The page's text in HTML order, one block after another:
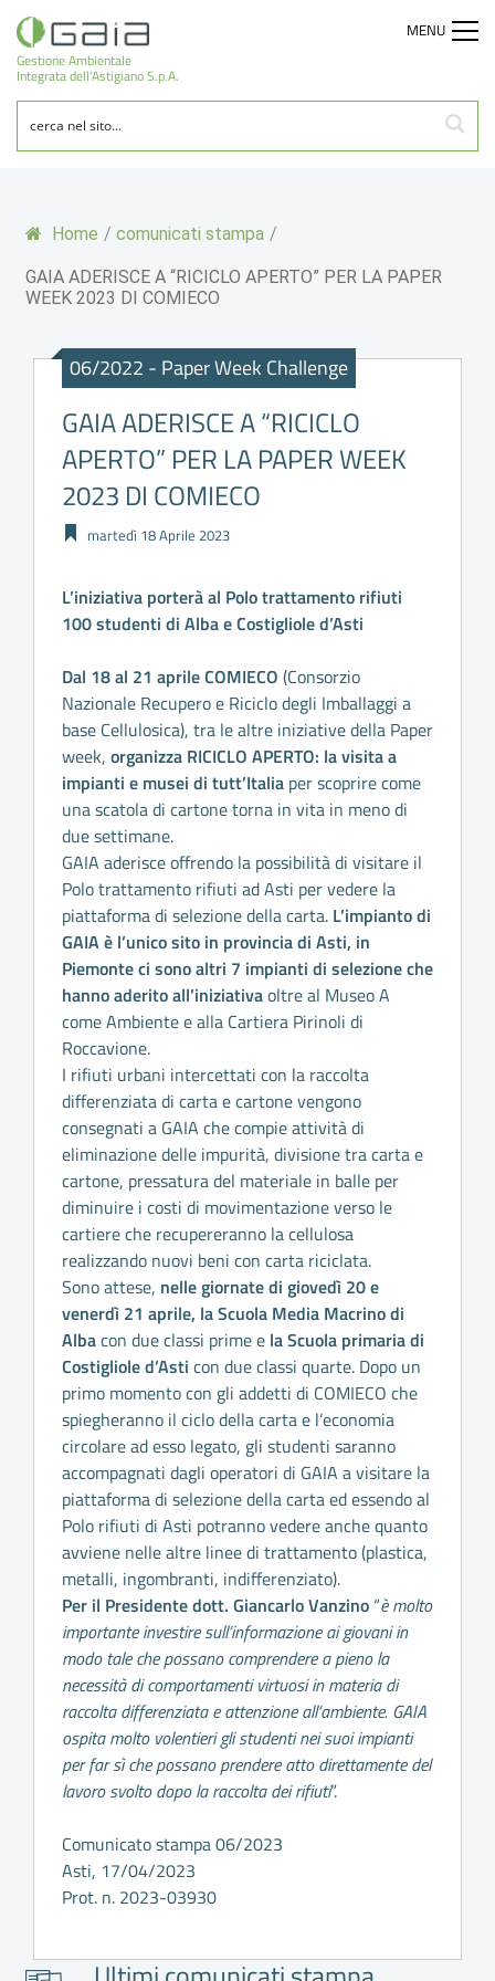
Gestione Ambientale
Integrata dell'Astigiano S.p.A.
MENU
Home / comunicati stampa /
GAIA ADERISCE A “RICICLO APERTO” PER LA PAPER
WEEK 2023 DI COMIECO
06/2022 - Paper Week Challenge
GAIA ADERISCE A “RICICLO
APERTO” PER LA PAPER WEEK
2023 DI COMIECO
martedì 18 Aprile 2023
L’iniziativa porterà al Polo trattamento rifiuti
100 studenti di Alba e Costigliole d’Asti
Dal 18 al 21 aprile COMIECO (Consorzio
Nazionale Recupero e Riciclo degli Imballaggi a
base Cellulosica), tra le altre iniziative della Paper
week, organizza RICICLO APERTO: la visita a
impianti e musei di tutt’Italia per scoprire come
una scatola di cartone torna in vita in meno di
due settimane.
GAIA aderisce offrendo la possibilità di visitare il
Polo trattamento rifiuti ad Asti per vedere la
piattaforma di selezione della carta. L’impianto di
GAIA è l’unico sito in provincia di Asti, in
Piemonte ci sono altri 7 impianti di selezione che
hanno aderito all’iniziativaoltre al Museo A
come Ambiente e alla Cartiera Pirinoli di
Roccavione.
I rifiuti urbani intercettati con la raccolta
differenziata di carta e cartone vengono
consegnati a GAIA che compie attività di
eliminazione delle impurità, divisione tra carta e
cartone, pressatura del materiale in balle per
diminuire i costi di movimentazione verso le
cartiere che recupereranno la cellulosa
realizzando nuovi beni con carta riciclata.
Sono attese, nelle giornate di giovedì 20 e
venerdì 21 aprile, la Scuola Media Macrino di
Albacon due classi prime e la Scuola primaria di
Costigliole d’Asti con due classi quarte. Dopo un
primo momento con gli addetti di COMIECO che
spiegheranno il ciclo della carta e l’economia
circolare ad esso legato, gli studenti saranno
accompagnati dagli operatori di GAIA a visitare la
piattaforma di selezione della carta ed essendo al
Polo rifiuti di Asti potranno vedere anche quanto
avviene nelle altre linee di trattamento (plastica,
metalli, ingombranti, indifferenziato).
Per il Presidente dott. Giancarlo Vanzino “è molto
importante investire sull’informazione ai giovani in
modo tale che possano comprendere a pieno la
necessità di comportamenti virtuosi in materia di
raccolta differenziata e attenzione all’ambiente. GAIA
ospita molto volentieri gli studenti nei suoi impianti
per far sì che possano prendere atto direttamente del
lavoro svolto dopo la raccolta dei rifiuti”.
Comunicato stampa 06/2023
Asti, 17/04/2023
Prot. n. 2023-03930